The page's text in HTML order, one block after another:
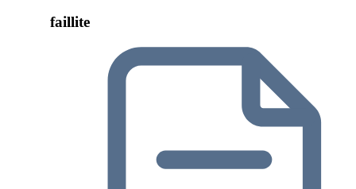
faillite